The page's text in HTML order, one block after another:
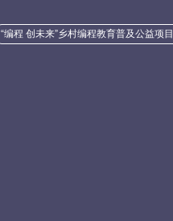
“编程 创未来”乡村编程教育普及公益项目